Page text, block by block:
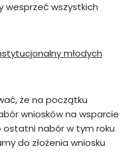
wesprzeć wszystkich
młodych
że na początku
wniosków na wsparcie
ostatni nabór w tym roku
do złożenia wniosku